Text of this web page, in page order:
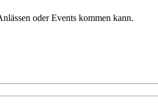
oder Events kommen kann.